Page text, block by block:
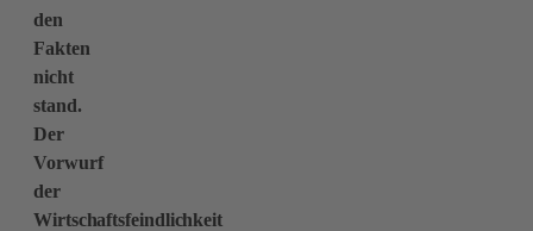
den
Fakten
nicht
stand.
Der
Vorwurf
der
Wirtschaftsfeindlichkeit